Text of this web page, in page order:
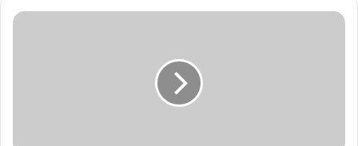
اليوم